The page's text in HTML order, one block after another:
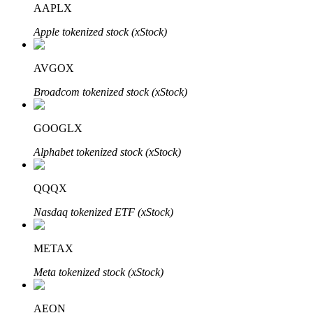
Blocages BTR
Des investissements exclusifs pour les détenteurs de BTR
Prêts
AAPLX
Apple tokenized stock (xStock)
AVGOX
Broadcom tokenized stock (xStock)
GOOGLX
Alphabet tokenized stock (xStock)
QQQX
Nasdaq tokenized ETF (xStock)
METAX
Meta tokenized stock (xStock)
AEON